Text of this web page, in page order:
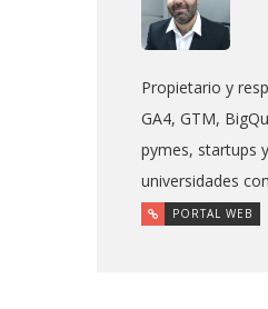
Propietario y
GA4, GTM,
pymes, startups
universidades
PORTAL WEB